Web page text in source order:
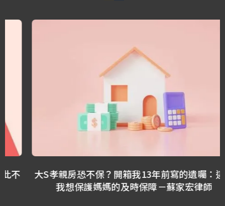
大S孝親房恐不保？開箱我13年前寫的遺囑：這是
我想保護媽媽的及時保障－蘇家宏律師